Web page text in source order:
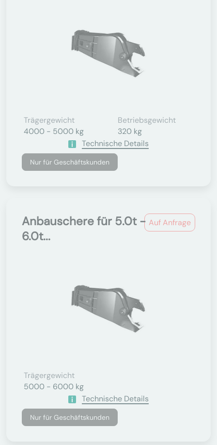
Trägergewicht
4000 - 5000 kg
Betriebsgewicht
320 kg
Technische Details
Nur für Geschäftskunden
Auf Anfrage
Anbauschere für 5.0t -
6.0t...
Trägergewicht
5000 - 6000 kg
Technische Details
Nur für Geschäftskunden